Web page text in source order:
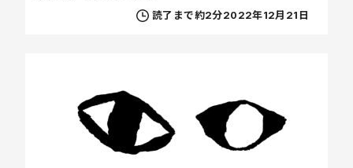
読了まで約2分2022年12月21日